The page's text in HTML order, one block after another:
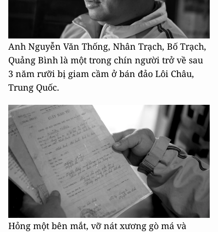
Anh Nguyễn Văn Thống, Nhân Trạch, Bố Trạch,
Quảng Bình là một trong chín người trở về sau
3 năm rưỡi bị giam cầm ở bán đảo Lôi Châu,
Trung Quốc.
Hỏng một bên mắt, vỡ nát xương gò má và